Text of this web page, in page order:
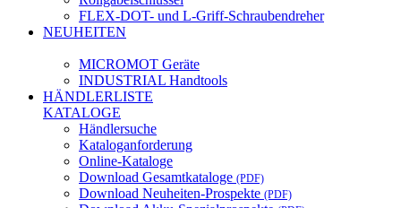
FLEX-DOT- und L-Griff-Schraubendreher
NEUHEITEN
MICROMOT Geräte
INDUSTRIAL Handtools
HÄNDLERLISTE
KATALOGE
Händlersuche
Kataloganforderung
Online-Kataloge
Download Gesamtkataloge (PDF)
Download Neuheiten-Prospekte (PDF)